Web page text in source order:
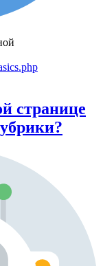
странице